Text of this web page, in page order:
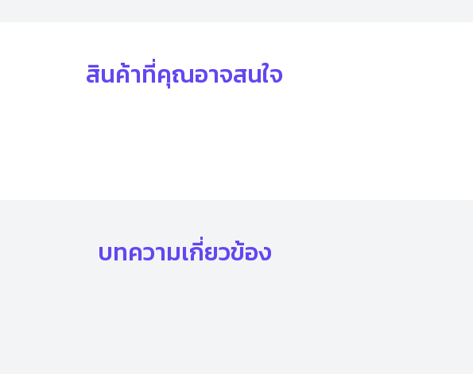
สินค้าที่คุณอาจสนใจ
บทความเกี่ยวข้อง